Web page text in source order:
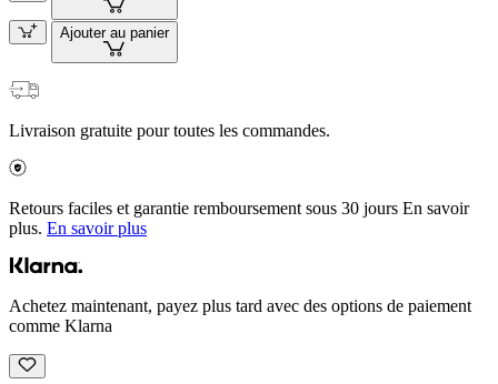
Ajouter au panier
Livraison gratuite pour toutes les commandes.
Retours faciles et garantie remboursement sous 30 jours En savoir
plus. En savoir plus
Achetez maintenant, payez plus tard avec des options de paiement
comme Klarna